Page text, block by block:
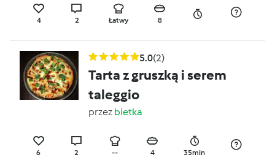
4 2 Łatwy 8
5.0(2)
Tarta z gruszką i serem
taleggio
przez bietka
6 2 -- 4 35min